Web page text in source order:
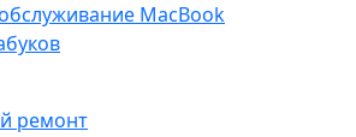
MacBook
ремонт